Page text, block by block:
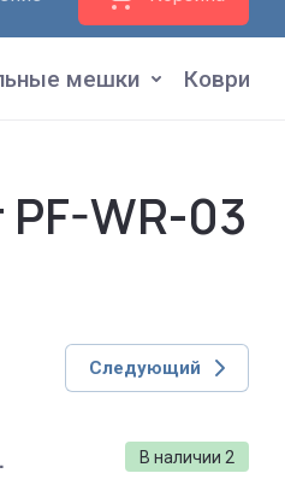
мешки Коврики
WR-03
Следующий
В наличии 2